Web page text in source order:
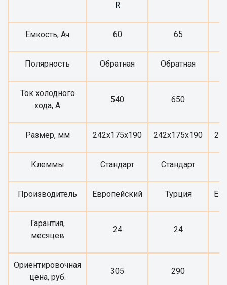
R
Емкость, Ач 60 65
Полярность Обратная Обратная
Ток холодного
хода, А
540 650
Размер, мм 242x175x190 242x175x190
Клеммы Стандарт Стандарт
Производитель Европейский Турция
Гарантия,
месяцев
24 24
Ориентировочная
цена, руб.
305 290